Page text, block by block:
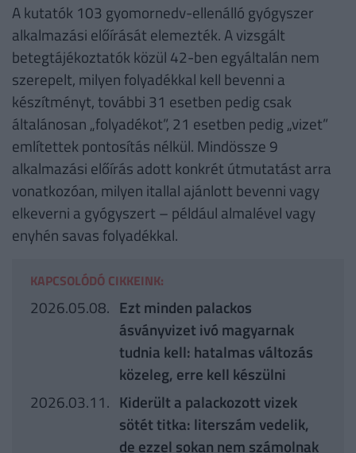
A kutatók 103 gyomornedv-ellenálló gyógyszer
alkalmazási előírását elemezték. A vizsgált
betegtájékoztatók közül 42-ben egyáltalán nem
szerepelt, milyen folyadékkal kell bevenni a
készítményt, további 31 esetben pedig csak
általánosan „folyadékot”, 21 esetben pedig „vizet”
említettek pontosítás nélkül. Mindössze 9
alkalmazási előírás adott konkrét útmutatást arra
vonatkozóan, milyen itallal ajánlott bevenni vagy
elkeverni a gyógyszert – például almalével vagy
enyhén savas folyadékkal.
KAPCSOLÓDÓ CIKKEINK:
2026.05.08. Ezt minden palackos
ásványvizet ivó magyarnak
tudnia kell: hatalmas változás
közeleg, erre kell készülni
2026.03.11. Kiderült a palackozott vizek
sötét titka: literszám vedelik,
de ezzel sokan nem számolnak